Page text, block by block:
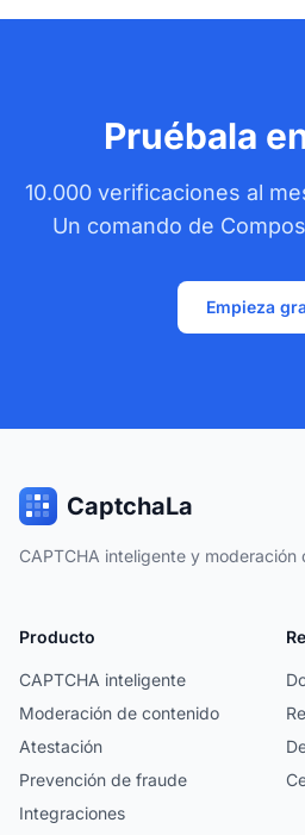
Pruébala
10.000 verificaciones al
Un comando de
Empieza
CaptchaLa
CAPTCHA inteligente y moderación
Producto
CAPTCHA inteligente
Moderación de contenido
Atestación
Prevención de fraude
Integraciones